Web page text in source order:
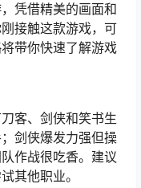
凭借精美的画面和
接触这款游戏，可
带你快速了解游戏
客、剑侠和笑书生
剑侠爆发力强但操
作战很吃香。建议
其他职业。